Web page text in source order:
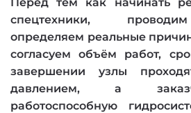
спецтехники,
определяем реальные
согласуем объём работ,
завершении узлы
давлением, а
работоспособную